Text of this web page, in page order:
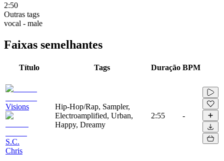
2:50
Outras tags
vocal - male
Faixas semelhantes
Título Tags Duração BPM
Visions
S.C.
Chris
Hip-Hop/Rap, Sampler,
Electroamplified, Urban,
Happy, Dreamy
2:55 -